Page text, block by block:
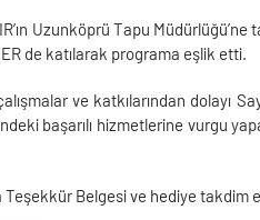
Uzunköprü Tapu Müdürlüğü’ne
de katılarak programa eşlik etti.
ve katkılarından dolayı
başarılı hizmetlerine vurgu
Teşekkür Belgesi ve hediye takdim